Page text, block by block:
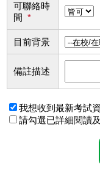
可聯絡時
間 *
目前背景
備註描述
我想收到最新考試
請勾選已詳細閱讀